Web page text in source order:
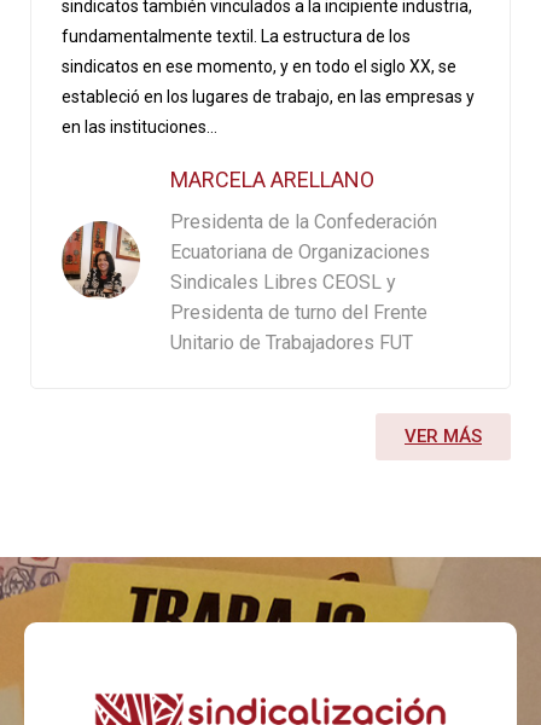
sindicatos también vinculados a la incipiente industria,
fundamentalmente textil. La estructura de los
sindicatos en ese momento, y en todo el siglo XX, se
estableció en los lugares de trabajo, en las empresas y
en las instituciones...
MARCELA ARELLANO
Presidenta de la Confederación
Ecuatoriana de Organizaciones
Sindicales Libres CEOSL y
Presidenta de turno del Frente
Unitario de Trabajadores FUT
VER MÁS